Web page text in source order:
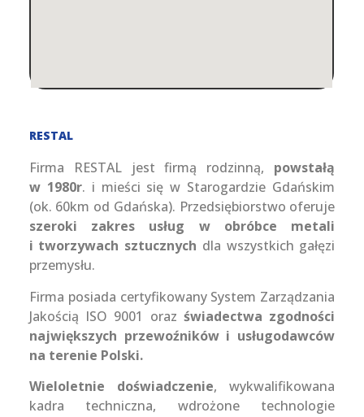
RESTAL
Firma RESTAL jest firmą rodzinną, powstałą
w 1980r. i mieści się w Starogardzie Gdańskim
(ok. 60km od Gdańska). Przedsiębiorstwo oferuje
szeroki zakres usług w obróbce metali
i tworzywach sztucznych dla wszystkich gałęzi
przemysłu.
Firma posiada certyfikowany System Zarządzania
Jakością ISO 9001 oraz świadectwa zgodności
największych przewoźników i usługodawców
na terenie Polski.
Wieloletnie doświadczenie, wykwalifikowana
kadra techniczna, wdrożone technologie